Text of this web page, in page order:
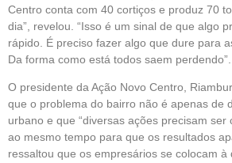
Centro conta com 40 cortiços e produz 70
dia”, revelou. “Isso é um sinal de que algo
rápido. É preciso fazer algo que dure para
Da forma como está todos saem perdendo”.
O presidente da Ação Novo Centro,
que o problema do bairro não é apenas de
urbano e que “diversas ações precisam ser
ao mesmo tempo para que os resultados
ressaltou que os empresários se colocam à